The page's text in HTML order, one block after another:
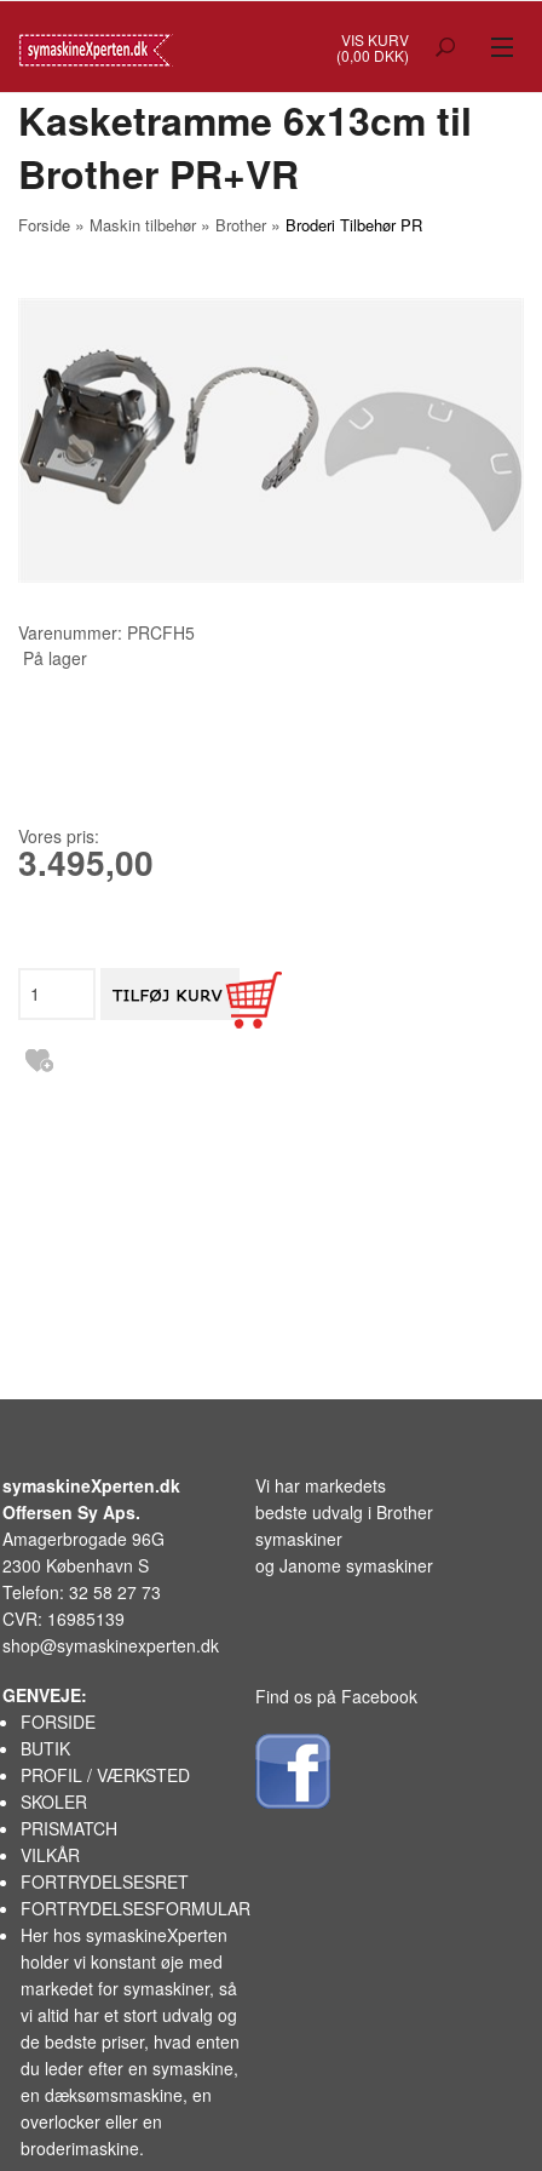
VIS KURV
(0,00 DKK)
TILBUD
SYMASKINER
INDUSTRI
BRUGTE/DEMO
MASKIN TILBEHØR
SCANNCUT
Kasketramme 6x13cm til
Brother PR+VR
Forside » Maskin tilbehør» Brother» Broderi Tilbehør PR
Varenummer: PRCFH5
På lager
Vores pris:
3.495,00
symaskineXperten.dk
Offersen Sy Aps.
Amagerbrogade 96G
2300 København S
Telefon: 32 58 27 73
CVR: 16985139
shop@symaskinexperten.dk
Vi har markedets
bedste udvalg i Brother
symaskiner
og Janome symaskiner
GENVEJE:
FORSIDE
BUTIK
PROFIL / VÆRKSTED
SKOLER
PRISMATCH
VILKÅR
FORTRYDELSESRET
FORTRYDELSESFORMULAR
Her hos symaskineXperten
holder vi konstant øje med
markedet forsymaskiner, så
vi altid har et stort udvalg og
de bedste priser, hvad enten
du leder efter en symaskine,
en dæksømsmaskine, en
overlocker eller en
broderimaskine.
Find os på Facebook